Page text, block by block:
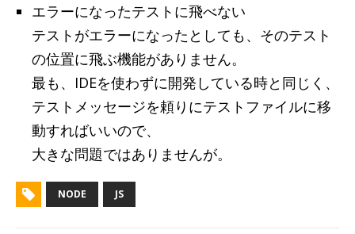
エラーになったテストに飛べない
テストがエラーになったとしても、そのテスト
の位置に飛ぶ機能がありません。
最も、IDEを使わずに開発している時と同じく、
テストメッセージを頼りにテストファイルに移
動すればいいので、
大きな問題ではありませんが。
NODE JS